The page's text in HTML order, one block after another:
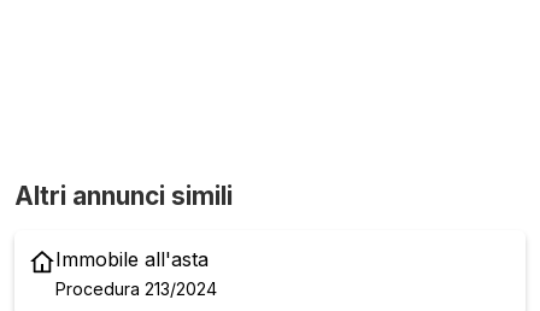
Altri annunci simili
Immobile all'asta
Procedura 213/2024